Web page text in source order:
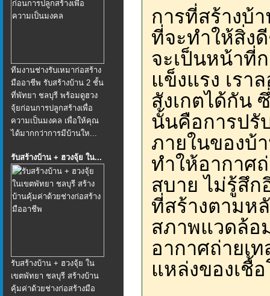
ทีมงานช่างรับเหมาก่อสร้าง
มืออาชีพ รับสร้างบ้าน 2 ชั้น
ที่พัทยา ชลบุรี พร้อมดูฮวง
จุ้ยก่อนการปลูกสร้างเพื่อ
ความเป็นมงคล เพื่อให้คุณ
ได้มากกว่าการมีบ้านให...
รับสร้างบ้าน + ฮวงจุ้ย ใน...
รับสร้างบ้าน + ฮวงจุ้ย ใน
เขตพัทยา ชลบุรี สร้างบ้าน
คุ้มค่าด้วยช่างก่อสร้างมือ
การที่สร้างบ้
ที่จะทำให้สิ่ง
จะเป็นหน้าที่
แข็งแรง เรา
สังเกตได้กัน
นั้นคือการปรั
ภายในของบ้
ทำให้อากาศ
สบาย ไม่รู้สึ
ที่สร้างตามห
สภาพแวดล้อ
อากาศถ่ายเ
แหล่งของเชื้